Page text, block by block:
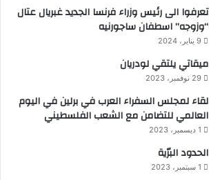
تعرفوا الى رئيس وزراء فرنسا الجديد غبريال عتال
“وزوجه” اسطفان ساجورنيه
9 يناير، 2024
ميقاتي يلتقي لودريان
29 نوفمبر، 2023
لقاء لمجلس السفراء العرب في برلين في اليوم
العالمي للتضامن مع الشعب الفلسطيني
1 ديسمبر، 2023
الحدود البرّية
1 سبتمبر، 2023